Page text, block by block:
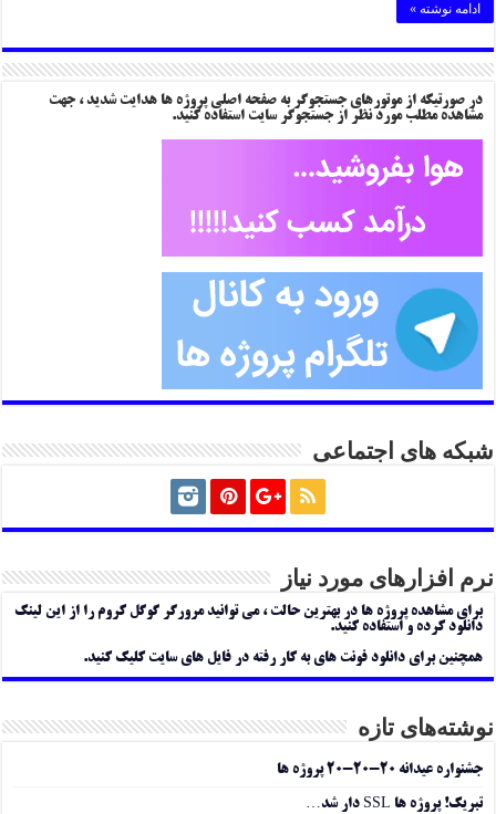
ادامه نوشته »
در صورتیکه از موتورهای جستجوگر به صفحه اصلی پروژه ها هدایت شدید ، جهت
مشاهده مطلب مورد نظر از جستجوگر سایت استفاده کنید.
شبکه های اجتماعی
نرم افزارهای مورد نیاز
برای مشاهده پروژه ها در بهترین حالت ، می توانید مرورگر گوگل کروم را از این لینک
دانلود کرده و استفاده کنید.
همچنین برای دانلود فونت های به کار رفته در فایل های سایت کلیک کنید.
نوشته‌های تازه
جشنواره عیدانه ۲۰-۲۰-۲۰ پروژه ها
تبریک! پروژه ها SSL دار شد…